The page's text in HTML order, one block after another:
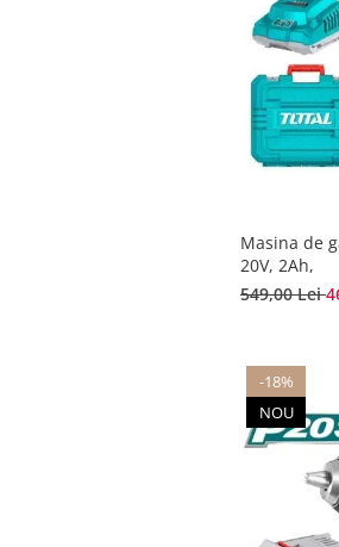
Masina de
20V, 2Ah,
549,00 Lei
-18%
NOU